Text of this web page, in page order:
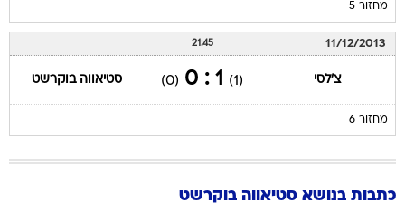
מחזור 5
11/12/2013
21:45
צ'לסי (1)
1 : 0
(0) סטיאווה בוקרשט
מחזור 6
כתבות בנושא סטיאווה בוקרשט